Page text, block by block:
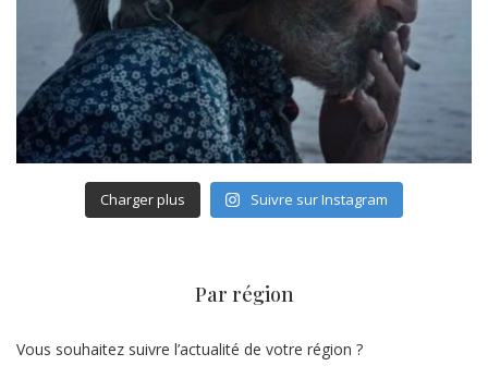
Charger plus Suivre sur Instagram
Par région
Vous souhaitez suivre l’actualité de votre région ?